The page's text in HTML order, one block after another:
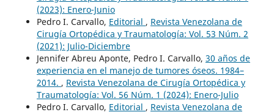
(2023): Enero-Junio
Pedro I. Carvallo, Editorial , Revista Venezolana de
Cirugía Ortopédica y Traumatología: Vol. 53 Núm. 2
(2021): Julio-Diciembre
Jennifer Abreu Aponte, Pedro I. Carvallo, 30 años de
experiencia en el manejo de tumores óseos. 1984–
2014. , Revista Venezolana de Cirugía Ortopédica y
Traumatología: Vol. 56 Núm. 1 (2024): Enero-Julio
Pedro I. Carvallo, Editorial , Revista Venezolana de